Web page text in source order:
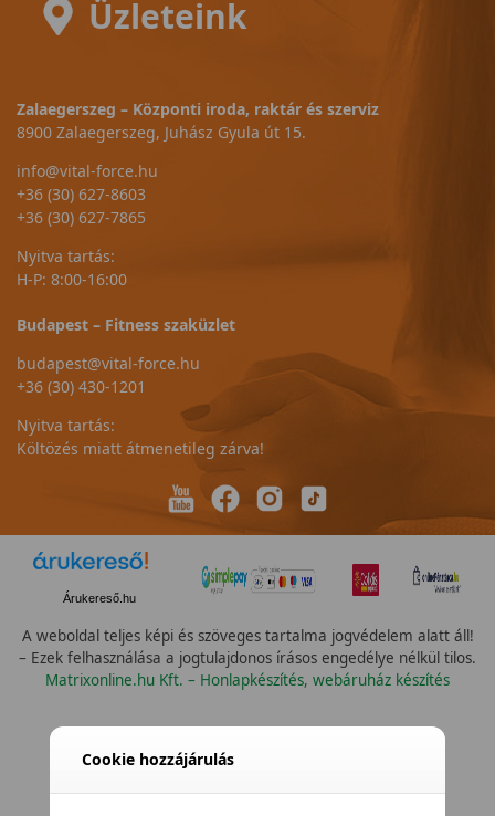
Üzleteink
Zalaegerszeg – Központi iroda, raktár és szerviz
8900 Zalaegerszeg, Juhász Gyula út 15.
info@vital-force.hu
+36 (30) 627-8603
+36 (30) 627-7865
Nyitva tartás:
H-P: 8:00-16:00
Budapest – Fitness szaküzlet
budapest@vital-force.hu
+36 (30) 430-1201
Nyitva tartás:
Költözés miatt átmenetileg zárva!
Árukereső.hu
A weboldal teljes képi és szöveges tartalma jogvédelem alatt áll!
– Ezek felhasználása a jogtulajdonos írásos engedélye nélkül tilos.
Matrixonline.hu Kft. – Honlapkészítés, webáruház készítés
Cookie hozzájárulás
Összes szín